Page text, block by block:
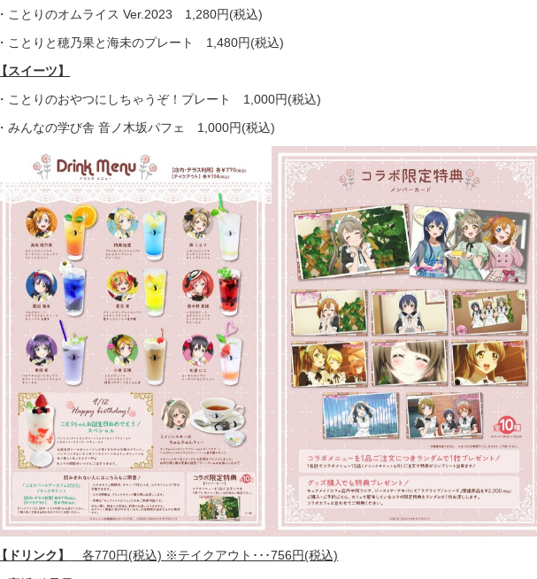
・ことりのオムライス Ver.2023 1,280円(税込)
・ことりと穂乃果と海未のプレート 1,480円(税込)
【スイーツ】
・ことりのおやつにしちゃうぞ！プレート 1,000円(税込)
・みんなの学び舎 音ノ木坂パフェ 1,000円(税込)
【ドリンク】
各770円(税込) ※テイクアウト･･･756円(税込)